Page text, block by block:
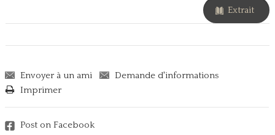
Extrait
Envoyer à un ami
Demande d'informations
Imprimer
Post on Facebook